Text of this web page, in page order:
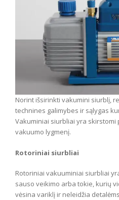
Norint išsirinkti vakumini siurblį,
technines galimybes ir sąlygas
Vakuminiai siurbliai yra skirstomi
vakuumo lygmenį.
Rotoriniai siurbliai
Rotoriniai vakuuminiai siurbliai
sauso veikimo arba tokie, kurių
vėsina variklį ir neleidžia